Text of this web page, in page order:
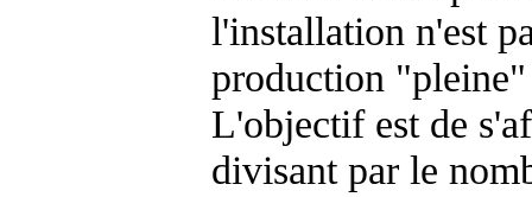
l'installation n'est
production "pleine"
L'objectif est de
divisant par le